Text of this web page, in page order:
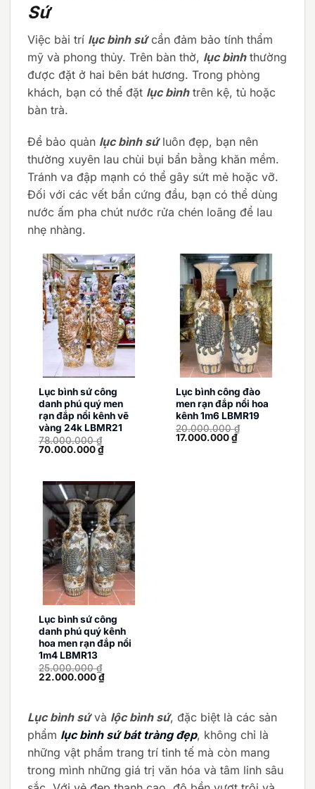
Sứ
Việc bài trí lục bình sứcần đảm bảo tính thẩm
mỹ và phong thủy. Trên bàn thờ, lục bìnhthường
được đặt ở hai bên bát hương. Trong phòng
khách, bạn có thể đặt lục bìnhtrên kệ, tủ hoặc
bàn trà.
Để bảo quản lục bình sứluôn đẹp, bạn nên
thường xuyên lau chùi bụi bẩn bằng khăn mềm.
Tránh va đập mạnh có thể gây sứt mẻ hoặc vỡ.
Đối với các vết bẩn cứng đầu, bạn có thể dùng
nước ấm pha chút nước rửa chén loãng để lau
nhẹ nhàng.
Lục bình sứ công
danh phú quý men
rạn đắp nổi kênh vẽ
vàng 24k LBMR21
78.000.000₫
Giá
70.000.000₫Giá
70.000.000 ₫.
Lục bình công đào
men rạn đắp nổi hoa
kênh 1m6 LBMR19
20.000.000₫
Giá
17.000.000₫Giá
Lục bình sứ công
danh phú quý kênh
hoa men rạn đắp nổi
1m4 LBMR13
25.000.000₫
Giá
22.000.000₫Giá
22.000.000 ₫.
Lục bình sứvà lộc bình sứ, đặc biệt là các sản
phẩm lục bình sứ bát tràng đẹp, không chỉ là
những vật phẩm trang trí tinh tế mà còn mang
trong mình những giá trị văn hóa và tâm linh sâu